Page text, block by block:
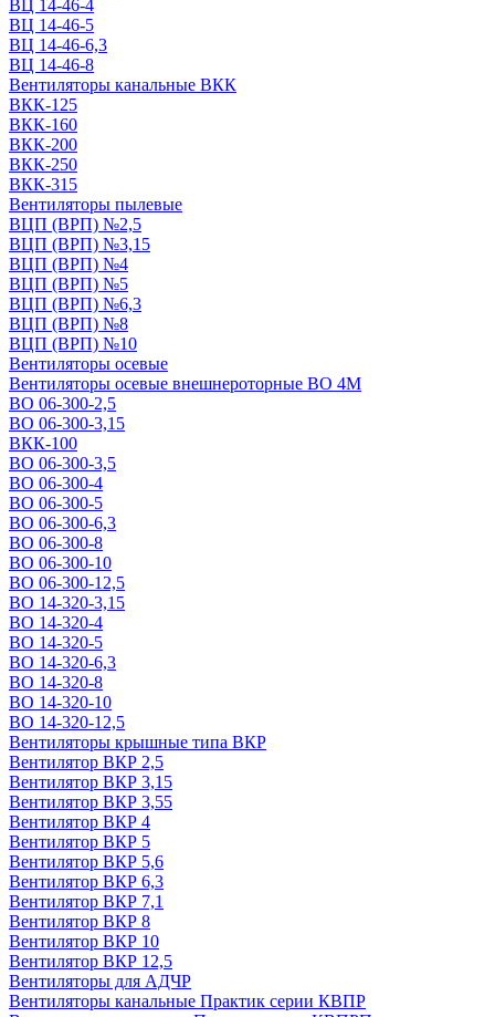
ВЦ 14-46-4
ВЦ 14-46-5
ВЦ 14-46-6,3
ВЦ 14-46-8
Вентиляторы канальные ВКК
ВКК-125
ВКК-160
ВКК-200
ВКК-250
ВКК-315
Вентиляторы пылевые
ВЦП (ВРП) №2,5
ВЦП (ВРП) №3,15
ВЦП (ВРП) №4
ВЦП (ВРП) №5
ВЦП (ВРП) №6,3
ВЦП (ВРП) №8
ВЦП (ВРП) №10
Вентиляторы осевые
Вентиляторы осевые внешнероторные ВО 4М
ВО 06-300-2,5
ВО 06-300-3,15
ВКК-100
ВО 06-300-3,5
ВО 06-300-4
ВО 06-300-5
ВО 06-300-6,3
ВО 06-300-8
ВО 06-300-10
ВО 06-300-12,5
ВО 14-320-3,15
ВО 14-320-4
ВО 14-320-5
ВО 14-320-6,3
ВО 14-320-8
ВО 14-320-10
ВО 14-320-12,5
Вентиляторы крышные типа ВКР
Вентилятор ВКР 2,5
Вентилятор ВКР 3,15
Вентилятор ВКР 3,55
Вентилятор ВКР 4
Вентилятор ВКР 5
Вентилятор ВКР 5,6
Вентилятор ВКР 6,3
Вентилятор ВКР 7,1
Вентилятор ВКР 8
Вентилятор ВКР 10
Вентилятор ВКР 12,5
Вентиляторы для АДЧР
Вентиляторы канальные Практик серии КВПР